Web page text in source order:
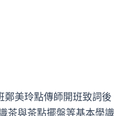
鄭美玲點傳師開班致詞
茶與茶點擺盤等基本學